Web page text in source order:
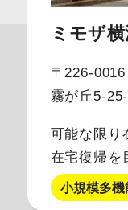
ミモザ
〒226-
霧が丘5-
可能な限り
在宅復帰を
します！
小規模多